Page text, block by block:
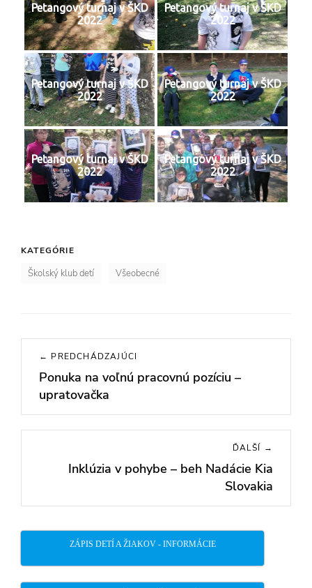
Petangový turnaj v ŠKD
2022
Petangový turnaj v ŠKD
2022
Petangový turnaj v ŠKD
2022
Petangový turnaj v ŠKD
2022
Petangový turnaj v ŠKD
2022
Petangový turnaj v ŠKD
2022
KATEGÓRIE
Školský klub detí Všeobecné
Navigácia
článku
← PREDCHÁDZAJÚCI
Previous
post:
Ponuka na voľnú pracovnú pozíciu –
upratovačka
ĎALŠÍ →
Inklúzia v pohybe – beh Nadácie Kia
Slovakia
ZÁPIS DETÍ A ŽIAKOV - INFORMÁCIE